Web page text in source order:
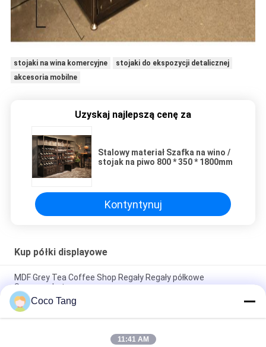
stojaki na wina komercyjne
stojaki do ekspozycji detalicznej
akcesoria mobilne
Uzyskaj najlepszą cenę za
Stalowy materiał Szafka na wino /
stojak na piwo 800 * 350 * 1800mm
Kontyntynuj
Kup półki displayowe
MDF Grey Tea Coffee Shop Regały Regały półkowe
Supermarket
Duże statuetki sklepowe Regały ekspozycyjne Statua FRP
Wizualne rekwizyty reklamowe
Wystarczająco mocne stojaki do sprzedaży detalicznej /
Coco Tang
11:41 AM